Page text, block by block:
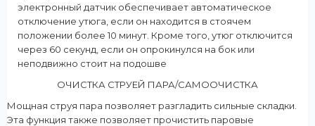
электронный датчик обеспечивает автоматическое
отключение утюга, если он находится в стоячем
положении более 10 минут. Кроме того, утюг отключится
через 60 секунд, если он опрокинулся на бок или
неподвижно стоит на подошве
ОЧИСТКА СТРУЕЙ ПАРА/САМООЧИСТКА
Мощная струя пара позволяет разгладить сильные складки.
Эта функция также позволяет прочистить паровые